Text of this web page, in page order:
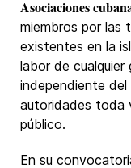
Asociaciones
miembros por las
existentes en la
labor de
independiente del
autoridades toda
público.
En su